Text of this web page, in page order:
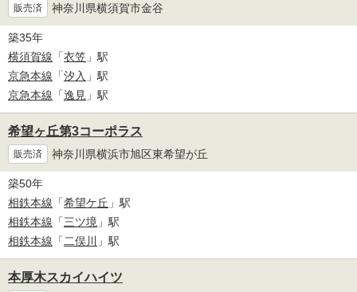
販売済 神奈川県横須賀市金谷
築35年
横須賀線 「衣笠 」駅
京急本線 「汐入 」駅
京急本線 「逸見 」駅
希望ヶ丘第3コーポラス
販売済 神奈川県横浜市旭区東希望が丘
築50年
相鉄本線 「希望ケ丘 」駅
相鉄本線 「三ツ境 」駅
相鉄本線 「二俣川 」駅
本厚木スカイハイツ